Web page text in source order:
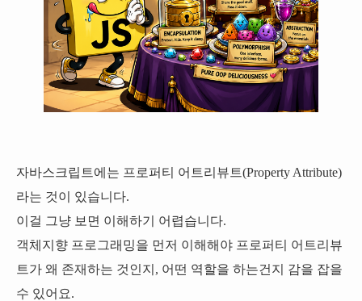
자바스크립트에는 프로퍼티 어트리뷰트(Property Attribute)
라는 것이 있습니다.
이걸 그냥 보면 이해하기 어렵습니다.
객체지향 프로그래밍을 먼저 이해해야 프로퍼티 어트리뷰
트가 왜 존재하는 것인지, 어떤 역할을 하는건지 감을 잡을
수 있어요.